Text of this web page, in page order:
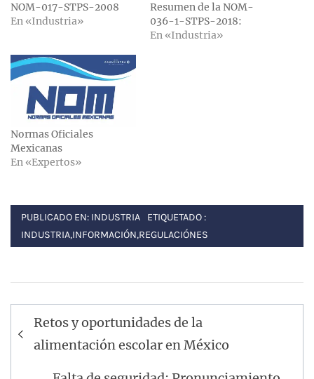
NOM-017-STPS-2008
En «Industria»
Resumen de la NOM-
036-1-STPS-2018:
En «Industria»
Normas Oficiales
Mexicanas
En «Expertos»
PUBLICADO EN: INDUSTRIA
ETIQUETADO :
INDUSTRIA,INFORMACIÓN,REGULACIÓNES
Navegación
de
Retos y oportunidades de la
alimentación escolar en México